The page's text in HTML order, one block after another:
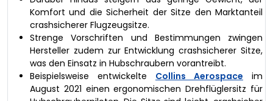
Komfort und die Sicherheit der Sitze den Marktanteil
crashsicherer Flugzeugsitze.
Strenge Vorschriften und Bestimmungen zwingen
Hersteller zudem zur Entwicklung crashsicherer Sitze,
was den Einsatz in Hubschraubern vorantreibt.
Beispielsweise entwickelte Collins Aerospace im
August 2021 einen ergonomischen Drehflüglersitz für